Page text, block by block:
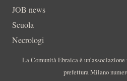
JOB news
Scuola
Necrologi
La Comunità Ebraica è
prefettura Milano